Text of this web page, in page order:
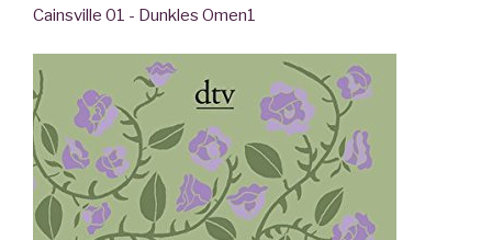
Cainsville 01 - Dunkles Omen1